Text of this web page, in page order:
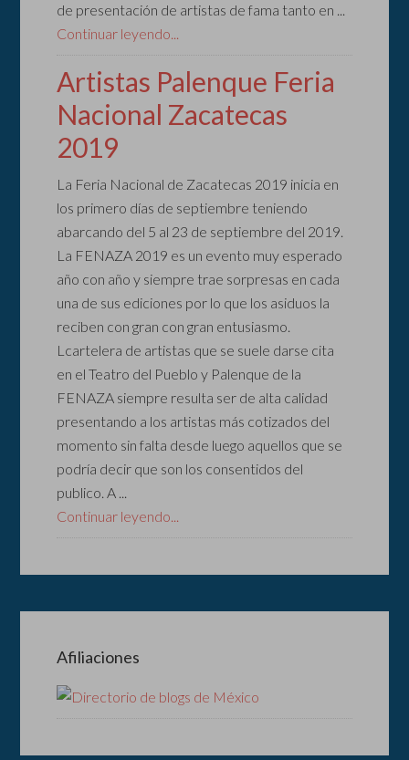
de presentación de artistas de fama tanto en ...
Continuar leyendo...
Artistas Palenque Feria
Nacional Zacatecas
2019
La Feria Nacional de Zacatecas 2019 inicia en
los primero días de septiembre teniendo
abarcando del 5 al 23 de septiembre del 2019.
La FENAZA 2019 es un evento muy esperado
año con año y siempre trae sorpresas en cada
una de sus ediciones por lo que los asiduos la
reciben con gran con gran entusiasmo.
Lcartelera de artistas que se suele darse cita
en el Teatro del Pueblo y Palenque de la
FENAZA siempre resulta ser de alta calidad
presentando a los artistas más cotizados del
momento sin falta desde luego aquellos que se
podría decir que son los consentidos del
publico. A ...
Continuar leyendo...
Afiliaciones